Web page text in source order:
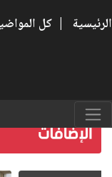
الرئيسية | كل